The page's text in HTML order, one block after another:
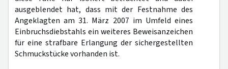
ausgeblendet hat, dass mit der Festnahme des
Angeklagten am 31. März 2007 im Umfeld eines
Einbruchsdiebstahls ein weiteres Beweisanzeichen
für eine strafbare Erlangung der sichergestellten
Schmuckstücke vorhanden ist.